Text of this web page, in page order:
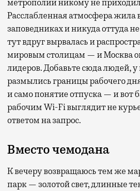
метрополии никому не
Расслабленная атмосфера жила
заповедниках и никуда оттуда
тут вдруг вырвалась и
мировым столицам — и Москва
лидеров. Добавьте сюда людей,
размылись границы рабочего
и само понятие отпуска — и вот
рабочим Wi-Fi выглядит не
ответом на запрос.
Вместо чемодана
К вечеру возвращаюсь тем же
парк — золотой свет, длинные